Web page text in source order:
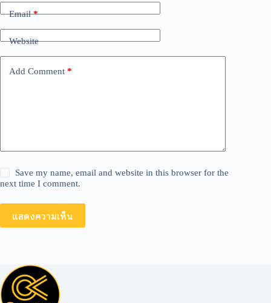
Email*
Website
Add Comment *
Save my name, email and website in this browser for the
next time I comment.
แสดงความเห็น
a
t
i
: